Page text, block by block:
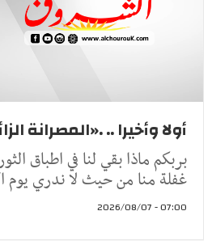
أولا وأخيرا .. .«المصرانة
بربكم ماذا بقي لنا في اطباق
غفلة منا من حيث لا ندري يوم
07:00 - 2026/08/07